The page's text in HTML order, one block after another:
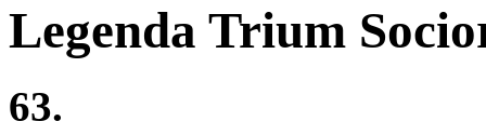
Legenda Trium
63.